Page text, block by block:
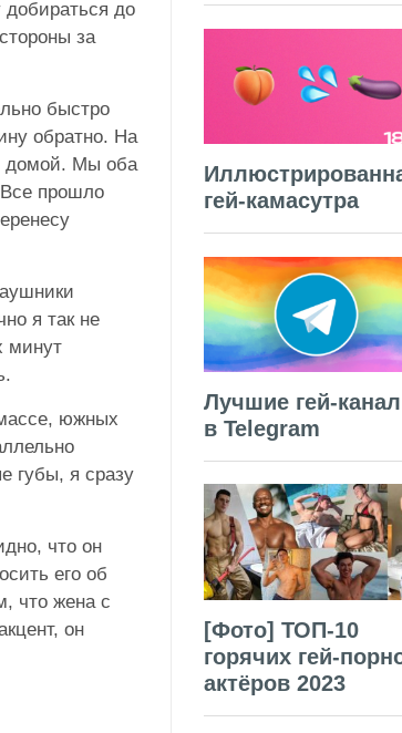
добираться до
за
быстро
обратно. На
домой. Мы оба
Все прошло
я так не
минут
южных
губы, я сразу
что он
его об
что жена с
он
гей-камасутра
Лучшие гей-
в Telegram
[Фото] ТОП-10
горячих гей-
актёров 2023